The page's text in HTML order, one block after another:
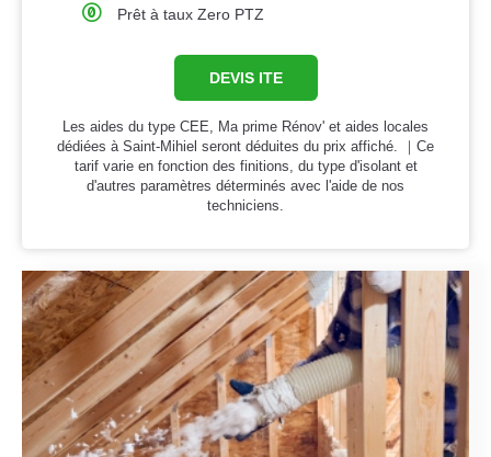
Prêt à taux Zero PTZ
DEVIS ITE
Les aides du type CEE, Ma prime Rénov' et aides locales
dédiées à Saint-Mihiel seront déduites du prix affiché. ｜Ce
tarif varie en fonction des finitions, du type d'isolant et
d'autres paramètres déterminés avec l'aide de nos
techniciens.